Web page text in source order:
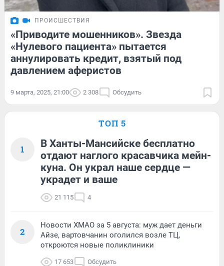
ПРОИСШЕСТВИЯ
«Приводите мошенников». Звезда
«Нулевого пациента» пытается
аннулировать кредит, взятый под
давлением аферистов
9 марта, 2025, 21:00 2 308 Обсудить
ТОП 5
1
В Ханты-Мансийске бесплатно
отдают наглого красавчика мейн-
куна. Он украл наше сердце —
украдет и ваше
21 115 4
2
Новости ХМАО за 5 августа: муж дает деньги
Айзе, вартовчанин оголился возле ТЦ,
откроются новые поликлиники
17 653 Обсудить